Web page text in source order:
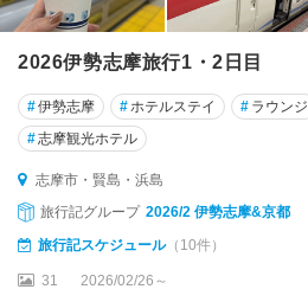
2026伊勢志摩旅行1・2日目
#伊勢志摩 #ホテルステイ # ラウンジ
#志摩観光ホテル
志摩市・賢島・浜島
旅行記グループ 2026/2 伊勢志摩&京都
旅行記スケジュール（10件）
31 2026/02/26～